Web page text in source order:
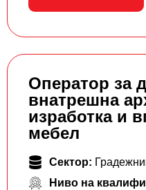
Оператор за
внатрешна
изработка и
мебел
Сектор:
Ниво на